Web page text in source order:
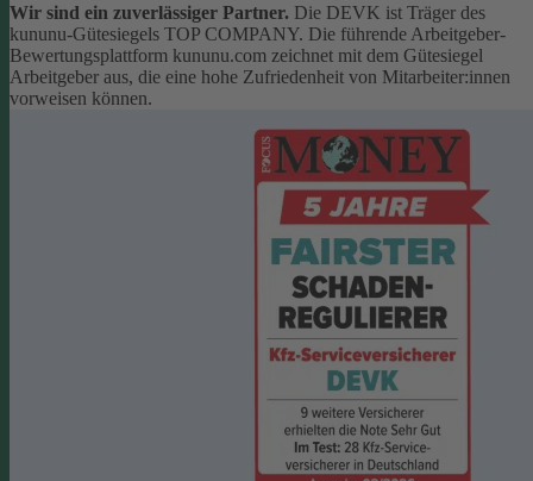
Wir sind ein zuverlässiger Partner. Die DEVK ist Träger des
kununu-Gütesiegels TOP COMPANY. Die führende Arbeitgeber-
Bewertungsplattform kununu.com zeichnet mit dem Gütesiegel
Arbeitgeber aus, die eine hohe Zufriedenheit von Mitarbeiter:innen
vorweisen können.